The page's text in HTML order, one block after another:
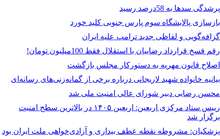
پرشدگی سدها به 58درصد رسید
بازسازی پالایشگاه سوم پارس جنوبی کلید خورد
گزافه‌گویی و لفاظی جدید ترامپ علیه ایران
رقم فسخ قرارداد رضاییان با استقلال فقط 100میلیون تومان!
اصلاح قانون مهریه به دستورکار مجلس بازگشت
بیانیه خانواده شهید لاریجانی درباره برخی از گمانه‌زنی‌های رسانه‌ای
محسن رضایی دبیر شورای عالی امنیت ملی شد
رییس ستاد مرکزی اربعین: اربعین ۱۴۰۵ در بالاترین سطح امنیت
برگزار شد
پزشکیان: مشروطه نقطه عطف بیداری و آزادی‌خواهی ملت ایران بود